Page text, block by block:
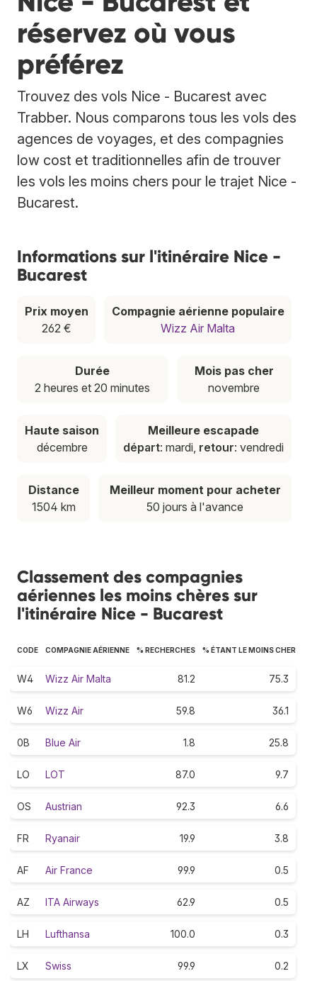
réservez où vous
préférez
Trouvez des vols Nice - Bucarest avec
Trabber. Nous comparons tous les vols des
agences de voyages, et des compagnies
low cost et traditionnelles afin de trouver
les vols les moins chers pour le trajet Nice -
Bucarest.
Informations sur l'itinéraire Nice -
Bucarest
Prix moyen
262 €
Compagnie aérienne populaire
Wizz Air Malta
Durée
2 heures et 20 minutes
Mois pas cher
novembre
Haute saison
décembre
Meilleure escapade
départ: mardi, retour: vendredi
Distance
1504 km
Meilleur moment pour acheter
50 jours à l'avance
Classement des compagnies
aériennes les moins chères sur
l'itinéraire Nice - Bucarest
CODE COMPAGNIE AÉRIENNE % RECHERCHES % ÉTANT LE MOINS CHER
W4 Wizz Air Malta 81.2 75.3
W6 Wizz Air 59.8 36.1
0B Blue Air 1.8 25.8
LO LOT 87.0 9.7
OS Austrian 92.3 6.6
FR Ryanair 19.9 3.8
AF Air France 99.9 0.5
AZ ITA Airways 62.9 0.5
LH Lufthansa 100.0 0.3
LX Swiss 99.9 0.2